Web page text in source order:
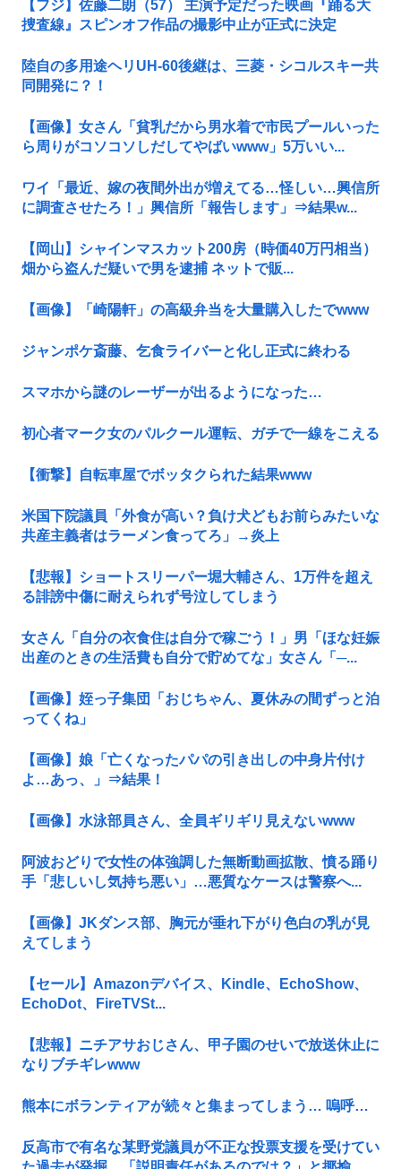
【フジ】佐藤二朗（57） 主演予定だった映画『踊る大
捜査線』スピンオフ作品の撮影中止が正式に決定
陸自の多用途ヘリUH-60後継は、三菱・シコルスキー共
同開発に？！
【画像】女さん「貧乳だから男水着で市民プールいった
ら周りがコソコソしだしてやばいwww」5万いい...
ワイ「最近、嫁の夜間外出が増えてる…怪しい…興信所
に調査させたろ！」興信所「報告します」⇒結果w...
【岡山】シャインマスカット200房（時価40万円相当）
畑から盗んだ疑いで男を逮捕 ネットで販...
【画像】「崎陽軒」の高級弁当を大量購入したでwww
ジャンポケ斎藤、乞食ライバーと化し正式に終わる
スマホから謎のレーザーが出るようになった…
初心者マーク女のパルクール運転、ガチで一線をこえる
【衝撃】自転車屋でボッタクられた結果www
米国下院議員「外食が高い？負け犬どもお前らみたいな
共産主義者はラーメン食ってろ」→炎上
【悲報】ショートスリーパー堀大輔さん、1万件を超え
る誹謗中傷に耐えられず号泣してしまう
女さん「自分の衣食住は自分で稼ごう！」男「ほな妊娠
出産のときの生活費も自分で貯めてな」女さん「─...
【画像】姪っ子集団「おじちゃん、夏休みの間ずっと泊
ってくね」
【画像】娘「亡くなったパパの引き出しの中身片付け
よ…あっ、」⇒結果！
【画像】水泳部員さん、全員ギリギリ見えないwww
阿波おどりで女性の体強調した無断動画拡散、憤る踊り
手「悲しいし気持ち悪い」…悪質なケースは警察へ...
【画像】JKダンス部、胸元が垂れ下がり色白の乳が見
えてしまう
【セール】Amazonデバイス、Kindle、EchoShow、
EchoDot、FireTVSt...
【悲報】ニチアサおじさん、甲子園のせいで放送休止に
なりブチギレwww
熊本にボランティアが続々と集まってしまう… 嗚呼…
反高市で有名な某野党議員が不正な投票支援を受けてい